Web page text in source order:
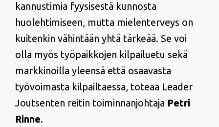
kannustimia fyysisestä kunnosta
huolehtimiseen, mutta mielenterveys on
kuitenkin vähintään yhtä tärkeää. Se voi
olla myös työpaikkojen kilpailuetu sekä
markkinoilla yleensä että osaavasta
työvoimasta kilpailtaessa, toteaa Leader
Joutsenten reitin toiminnanjohtaja Petri
Rinne.